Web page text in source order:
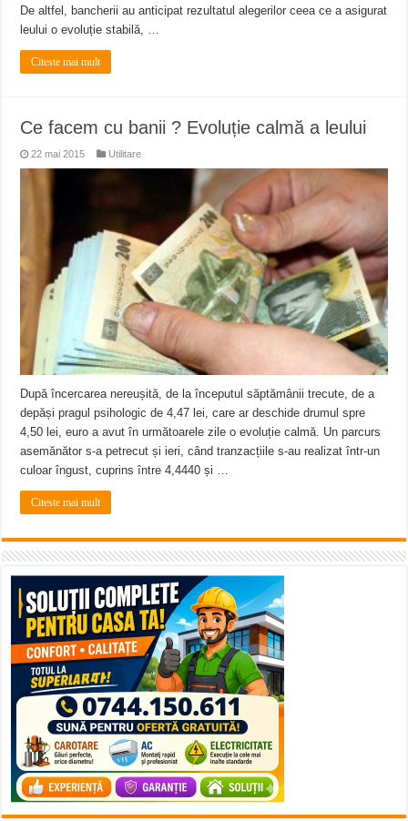
De altfel, bancherii au anticipat rezultatul alegerilor ceea ce a asigurat
leului o evoluție stabilă, …
Citeste mai mult
Ce facem cu banii ? Evoluție calmă a leului
22 mai 2015 Utilitare
După încercarea nereușită, de la începutul săptămânii trecute, de a
depăși pragul psihologic de 4,47 lei, care ar deschide drumul spre
4,50 lei, euro a avut în următoarele zile o evoluție calmă. Un parcurs
asemănător s-a petrecut și ieri, când tranzacțiile s-au realizat într-un
culoar îngust, cuprins între 4,4440 și …
Citeste mai mult